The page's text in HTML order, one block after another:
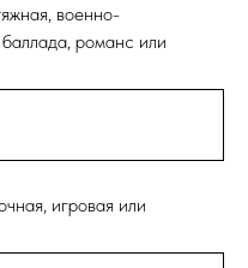
военно-
романс или
игровая или